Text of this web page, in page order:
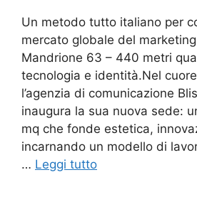
Un metodo tutto italiano per
mercato globale del
Mandrione 63 – 440 metri
tecnologia e identità.Nel
l’agenzia di comunicazione
inaugura la sua nuova sede:
mq che fonde estetica,
incarnando un modello di
… Leggi tutto